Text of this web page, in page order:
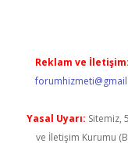
Reklam ve İletişim:
Yasal Uyarı: Sitemiz,
ve İletişim Kurumu